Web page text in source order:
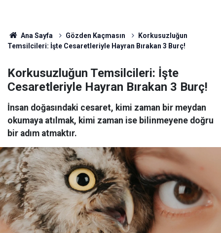
Ana Sayfa Gözden Kaçmasın
Korkusuzluğun
Temsilcileri: İşte Cesaretleriyle Hayran Bırakan 3 Burç!
Korkusuzluğun Temsilcileri: İşte
Cesaretleriyle Hayran Bırakan 3 Burç!
İnsan doğasındaki cesaret, kimi zaman bir meydan
okumaya atılmak, kimi zaman ise bilinmeyene doğru
bir adım atmaktır.